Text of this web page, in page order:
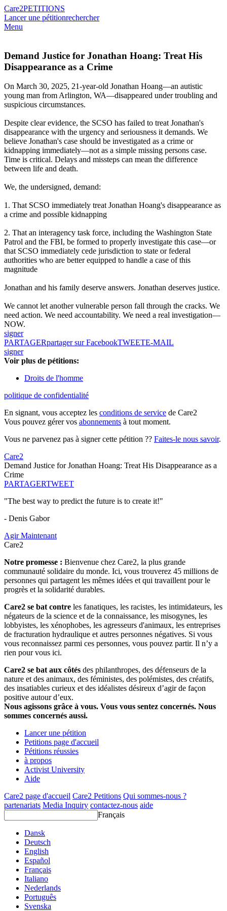
Care2PETITIONS
Lancer une pétitionrechercher
Menu
Demand Justice for Jonathan Hoang: Treat His
Disappearance as a Crime
On March 30, 2025, 21-year-old Jonathan Hoang—an autistic
young man from Arlington, WA—disappeared under troubling and
suspicious circumstances.
Despite clear evidence, the SCSO has failed to treat Jonathan's
disappearance with the urgency and seriousness it demands. We
believe Jonathan's case should be investigated as a crime or
kidnapping immediately—not as a simple missing persons case.
Time is critical. Delays and missteps can mean the difference
between life and death.
We, the undersigned, demand:
1. That SCSO immediately treat Jonathan Hoang's disappearance as
a crime and possible kidnapping
2. That an interagency task force, including the Washington State
Patrol and the FBI, be formed to properly investigate this case—or
that SCSO immediately cede jurisdiction to state or federal
authorities who are better equipped to handle a case of this
magnitude
Jonathan and his family deserve answers. Jonathan deserves justice.
We cannot let another vulnerable person fall through the cracks. We
need action. We need accountability. We need a real investigation—
NOW.
signer
PARTAGERpartager sur FacebookTWEETE-MAIL
signer
Voir plus de pétitions:
Droits de l'homme
politique de confidentialité
En signant, vous acceptez les conditions de service de Care2
Vous pouvez gérer vos abonnements à tout moment.
Vous ne parvenez pas à signer cette pétition ?? Faites-le nous savoir.
Care2
Demand Justice for Jonathan Hoang: Treat His Disappearance as a
Crime
PARTAGERTWEET
"The best way to predict the future is to create it!"
- Denis Gabor
Agir Maintenant
Care2
Notre promesse : Bienvenue chez Care2, la plus grande
communauté solidaire du monde. Ici, vous trouverez 45 millions de
personnes qui partagent les mêmes idées et qui travaillent pour le
progrès et la solidarité durables.
Care2 se bat contre les fanatiques, les racistes, les intimidateurs, les
négateurs de la science et de la connaissance, les misogynes, les
lobbyistes, les xénophobes, les agresseurs d'animaux, les entreprises
de fracturation hydraulique et autres personnes négatives. Si vous
vous reconnaissez parmi ces personnes, vous pouvez partir. Il n’y a
rien pour vous ici.
Care2 se bat aux côtés des philanthropes, des défenseurs de la
nature et des animaux, des féministes, des polémistes, des créatifs,
des insatiables curieux et des idéalistes désireux d’agir de façon
positive autour d’eux.
Nous agissons grâce à vous. Vous vous sentez concernés. Nous
sommes concernés aussi.
Lancer une pétition
Petitions page d'accueil
Pétitions réussies
à propos
Activist University
Aide
Care2 page d'accueil Care2 Petitions Qui sommes-nous ?
partenariats Media Inquiry contactez-nous aide
Français
Dansk
Deutsch
English
Español
Français
Italiano
Nederlands
Português
Svenska